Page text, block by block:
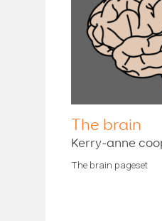
The brain
Kerry-anne
The brain pageset